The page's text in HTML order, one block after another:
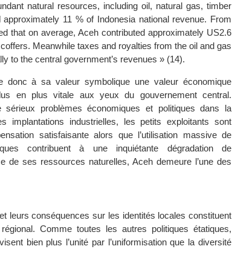
natural resources, including oil, natural gas, timber
11 % of Indonesia national revenue. From
that on average, Aceh contributed approximately US2.6
Meanwhile taxes and royalties from the oil and gas
to the central government’s revenues » (14).
donc à sa valeur symbolique une valeur économique
en plus vitale aux yeux du gouvernement central.
sérieux problèmes économiques et politiques dans la
implantations industrielles, les petits exploitants sont
satisfaisante alors que l’utilisation massive de
contribuent à une inquiétante dégradation de
de ses ressources naturelles, Aceh demeure l’une des
leurs conséquences sur les identités locales constituent
Comme toutes les autres politiques étatiques,
bien plus l’unité par l’uniformisation que la diversité